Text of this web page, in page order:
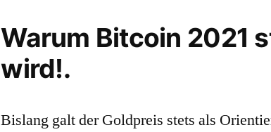
Warum Bitcoin 2021
wird!.
Bislang galt der Goldpreis stets als